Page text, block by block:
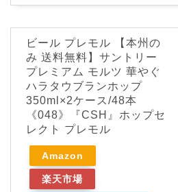
ビール プレモル 【本州の
み 送料無料】サントリー
プレミアム モルツ 華やぐ
ハラタウブランホップ
350ml×2ケース/48本
《048》『CSH』ホップセ
レクト プレモル
Amazon
楽天市場